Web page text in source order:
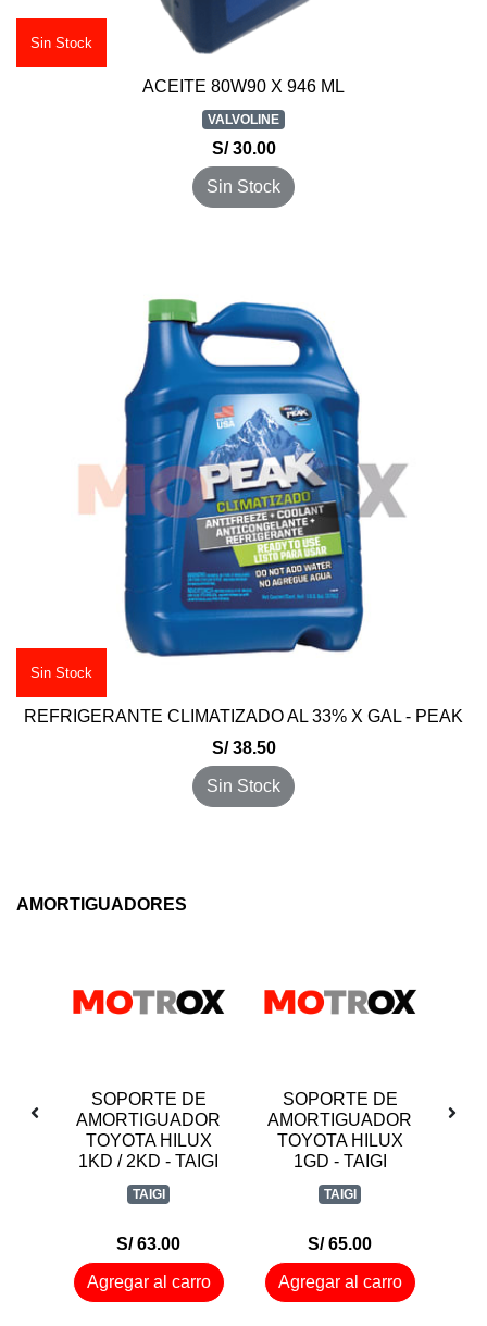
Sin Stock
ACEITE 80W90 X 946 ML
VALVOLINE
S/ 30.00
Sin Stock
Sin Stock
REFRIGERANTE CLIMATIZADO AL 33% X GAL - PEAK
S/ 38.50
Sin Stock
AMORTIGUADORES
SOPORTE DE
AMORTIGUADOR
TOYOTA HILUX
1GD - TAIGI
TAIGI
S/ 65.00
Agregar al carro
SOPORTE DE
AMORTIGUADOR
DELANT. PARA
HYUNDAI H1- X
UND
S/ 75.00
Agregar al carro